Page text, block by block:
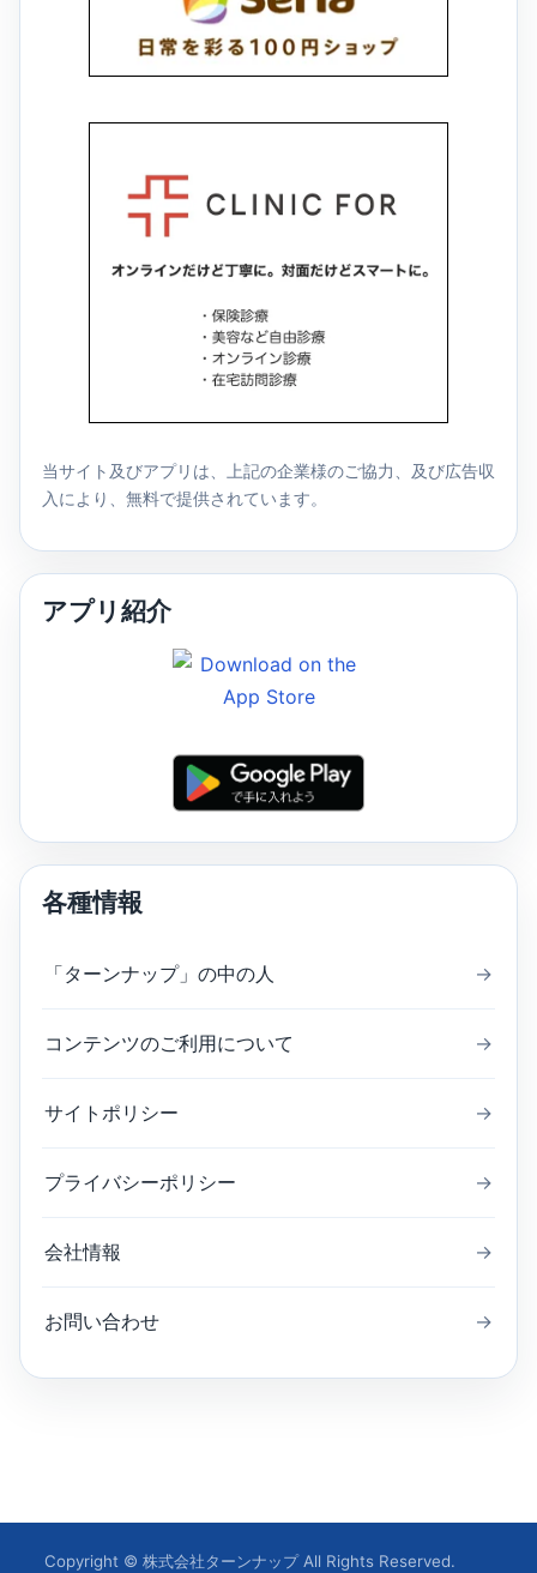
当サイト及びアプリは、上記の企業様のご協力、及び広告収
入により、無料で提供されています。
アプリ紹介
各種情報
「ターンナップ」の中の人 →
コンテンツのご利用について →
サイトポリシー →
プライバシーポリシー →
会社情報 →
お問い合わせ →
Copyright © 株式会社ターンナップ All Rights Reserved.